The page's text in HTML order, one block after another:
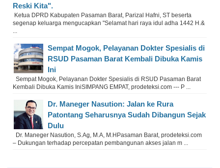
Reski Kita".
Ketua DPRD Kabupaten Pasaman Barat, Parizal Hafni, ST beserta
segenap keluarga mengucapkan "Selamat hari raya idul adha 1442 H.&
Sempat Mogok, Pelayanan Dokter Spesialis di
RSUD Pasaman Barat Kembali Dibuka Kamis
Ini
Sempat Mogok, Pelayanan Dokter Spesialis di RSUD Pasaman Barat
Kembali Dibuka Kamis IniSIMPANG EMPAT, prodeteksi.com --- P ...
Dr. Maneger Nasution: Jalan ke Rura
Patontang Seharusnya Sudah Dibangun Sejak
Dulu
Dr. Maneger Nasution, S.Ag, M.A, M.HPasaman Barat, prodeteksi.com
– Dukungan terhadap percepatan pembangunan akses jalan m ...